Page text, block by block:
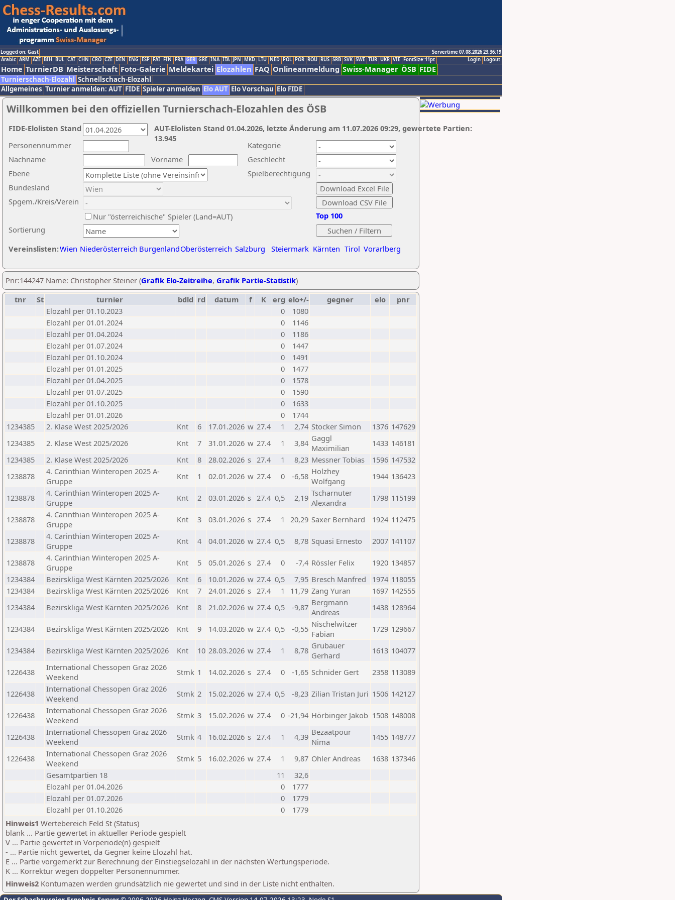
Logged on: Gast
Servertime 07.08.2026 23:36:19
Logout
Login
Arabic ARM AZE BIH BUL CAT CHN CRO CZE DEN ENG ESP FAI FIN FRA GER GRE INA ITA JPN MKD LTU NED POL POR ROU RUS SRB SVK SWE TUR UKR VIE FontSize:11pt
Home TurnierDB Meisterschaft Foto-Galerie Meldekartei Elozahlen FAQ Onlineanmeldung Swiss-Manager ÖSB FIDE
Turnierschach-Elozahl Schnellschach-Elozahl
Allgemeines Turnier anmelden: AUT FIDE Spieler anmelden Elo AUT Elo Vorschau Elo FIDE
Willkommen bei den offiziellen Turnierschach-Elozahlen des ÖSB
Nachname
Vorname
Ebene
Kategorie
Sortierung
Personennummer
Bundesland
Spgem./Kreis/Verein
Geschlecht
Nur "österreichische" Spieler (Land=AUT)
Spielberechtigung
Vereinslisten:Wien Niederösterreich BurgenlandOberösterreich Salzburg Steiermark Kärnten Tirol Vorarlberg
Top 100
AUT-Elolisten Stand 01.04.2026, letzte Änderung am 11.07.2026 09:29, gewertete Partien:
13.945
FIDE-Elolisten Stand
Pnr:144247 Name: Christopher Steiner (Grafik Elo-Zeitreihe, Grafik Partie-Statistik)
tnr
St turnier bdld rd datum f K erg elo+/- gegner elo
pnr
Elozahl per 01.10.2023
0
1080
Elozahl per 01.01.2024
0
1146
Elozahl per 01.04.2024
0
1186
Elozahl per 01.07.2024
0
1447
Elozahl per 01.10.2024
0
1491
Elozahl per 01.01.2025
0
1477
Elozahl per 01.04.2025
0
1578
Elozahl per 01.07.2025
0
1590
Elozahl per 01.10.2025
0
1633
Elozahl per 01.01.2026
0
1744
1234385
2. Klase West 2025/2026 Knt 6 17.01.2026 w 27.4 1 2,74 Stocker Simon 1376 147629
1234385
2. Klase West 2025/2026 Knt 7 31.01.2026 w 27.4 1 3,84 Gaggl
Maximilian
1433 146181
1234385
2. Klase West 2025/2026 Knt 8 28.02.2026 s 27.4 1 8,23 Messner Tobias 1596 147532
1238878
4. Carinthian Winteropen 2025 A-
Gruppe
Knt 1 02.01.2026 w 27.4 0 -6,58 Holzhey
Wolfgang
1944 136423
1238878
4. Carinthian Winteropen 2025 A-
Gruppe
Knt 2 03.01.2026 s 27.4 0,5 2,19 Tscharnuter
Alexandra
1798 115199
1238878
4. Carinthian Winteropen 2025 A-
Gruppe
Knt 3 03.01.2026 s 27.4 1 20,29 Saxer Bernhard 1924 112475
1238878
4. Carinthian Winteropen 2025 A-
Gruppe
Knt 4 04.01.2026 w 27.4 0,5 8,78 Squasi Ernesto 2007 141107
1238878
4. Carinthian Winteropen 2025 A-
Gruppe
Knt 5 05.01.2026 s 27.4 0 -7,4 Rössler Felix 1920 134857
1234384
Bezirskliga West Kärnten 2025/2026 Knt 6 10.01.2026 w 27.4 0,5 7,95 Bresch Manfred 1974 118055
1234384
Bezirskliga West Kärnten 2025/2026 Knt 7 24.01.2026 s 27.4 1 11,79 Zang Yuran 1697 142555
1234384
Bezirskliga West Kärnten 2025/2026 Knt 8 21.02.2026 w 27.4 0,5 -9,87 Bergmann
Andreas
1438 128964
1234384 Bezirskliga West Kärnten 2025/2026 Knt 9 14.03.2026 w 27.4 0,5 -0,55 Nischelwitzer
Fabian
1729 129667
1234384 Bezirskliga West Kärnten 2025/2026 Knt 10 28.03.2026 w 27.4 1 8,78 Grubauer
Gerhard
1613 104077
1226438
International Chessopen Graz 2026
Weekend
Stmk 1 14.02.2026 s 27.4 0 -1,65 Schnider Gert 2358 113089
1226438
International Chessopen Graz 2026
Weekend
Stmk 2 15.02.2026 w 27.4 0,5 -8,23 Zilian Tristan Juri 1506 142127
1226438
International Chessopen Graz 2026
Weekend
Stmk 3 15.02.2026 w 27.4 0 -21,94 Hörbinger Jakob 1508 148008
1226438
International Chessopen Graz 2026
Weekend
Stmk 4 16.02.2026 s 27.4 1 4,39 Bezaatpour
Nima
1455 148777
1226438
International Chessopen Graz 2026
Weekend
Stmk 5 16.02.2026 w 27.4 1 9,87 Ohler Andreas 1638 137346
Gesamtpartien 18
11
32,6
Elozahl per 01.04.2026
0
1777
Elozahl per 01.07.2026
0
1779
Elozahl per 01.10.2026
0
1779
Hinweis1 Wertebereich Feld St (Status)
blank ... Partie gewertet in aktueller Periode gespielt
V ... Partie gewertet in Vorperiode(n) gespielt
- ... Partie nicht gewertet, da Gegner keine Elozahl hat.
E ... Partie vorgemerkt zur Berechnung der Einstiegselozahl in der nächsten Wertungsperiode.
K ... Korrektur wegen doppelter Personennummer.
Hinweis2 Kontumazen werden grundsätzlich nie gewertet und sind in der Liste nicht enthalten.